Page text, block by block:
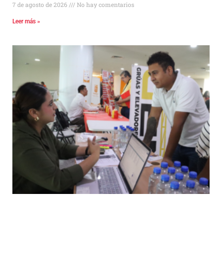
7 de agosto de 2026 No hay comentarios
Leer más »